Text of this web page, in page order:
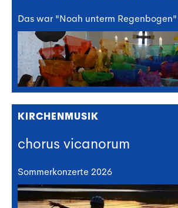
Das war "Noah unterm Regenbogen"
KIRCHENMUSIK
chorus vicanorum
Sommerkonzerte 2026